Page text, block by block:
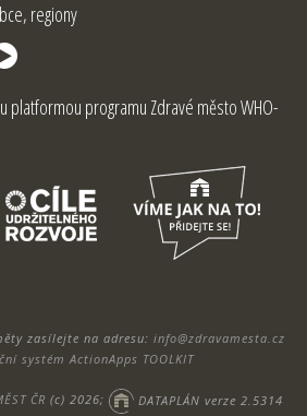
regiony
platformou programu Zdravé město WHO-
zasílejte na adresu: info@zdravamesta.cz
systém ActionApps TOOLKIT
ČR (c) 2026; DATAPLÁN verze 2.5314